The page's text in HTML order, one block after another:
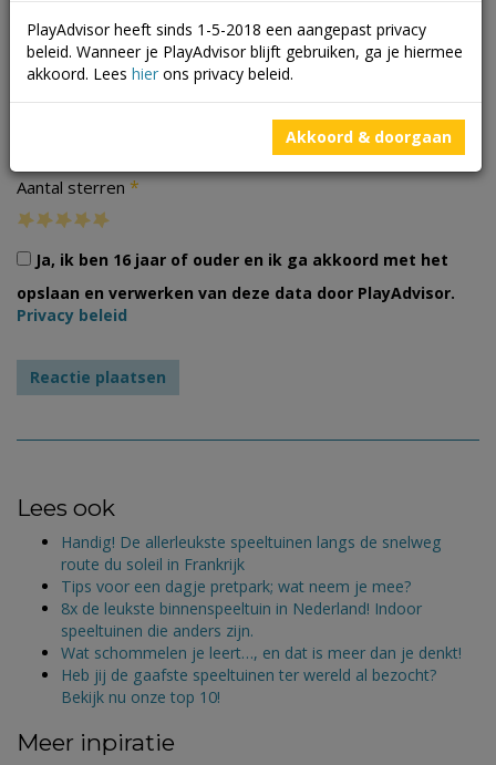
Aantal sterren *
Ja, ik ben 16 jaar of ouder en ik ga akkoord met het
opslaan en verwerken van deze data door PlayAdvisor.
Privacy beleid
Lees ook
Handig! De allerleukste speeltuinen langs de snelweg
route du soleil in Frankrijk
Tips voor een dagje pretpark; wat neem je mee?
8x de leukste binnenspeeltuin in Nederland! Indoor
speeltuinen die anders zijn.
Wat schommelen je leert…, en dat is meer dan je denkt!
Heb jij de gaafste speeltuinen ter wereld al bezocht?
Bekijk nu onze top 10!
Meer inpiratie
PlayAdvisor heeft sinds 1-5-2018 een aangepast privacy
beleid. Wanneer je PlayAdvisor blijft gebruiken, ga je hiermee
akkoord. Lees hier ons privacy beleid.
Akkoord & doorgaan